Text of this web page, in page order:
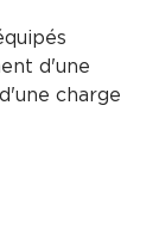
d'une
charge